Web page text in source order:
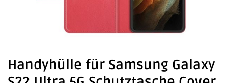
Handyhülle für Samsung Galaxy